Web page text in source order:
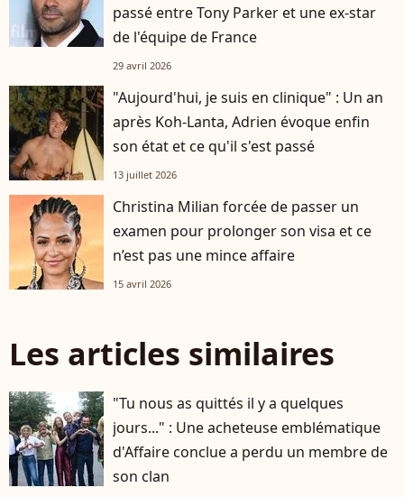
passé entre Tony Parker et une ex-star
de l'équipe de France
29 avril 2026
"Aujourd'hui, je suis en clinique" : Un an
après Koh-Lanta, Adrien évoque enfin
son état et ce qu'il s'est passé
13 juillet 2026
Christina Milian forcée de passer un
examen pour prolonger son visa et ce
n’est pas une mince affaire
15 avril 2026
Les articles similaires
"Tu nous as quittés il y a quelques
jours..." : Une acheteuse emblématique
d'Affaire conclue a perdu un membre de
son clan